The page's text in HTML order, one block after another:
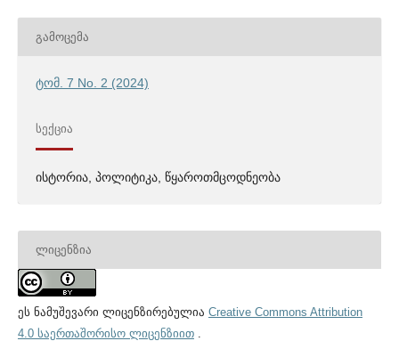
ᲒᲐᲛᲝᲪᲔᲛᲐ
ტომ. 7 No. 2 (2024)
ᲡᲔᲥᲪᲘᲐ
ისტორია, პოლიტიკა, წყაროთმცოდნეობა
ᲚᲘᲪᲔᲜᲖᲘᲐ
ეს ნამუშევარი ლიცენზირებულია Creative Commons Attribution
4.0 საერთაშორისო ლიცენზიით.